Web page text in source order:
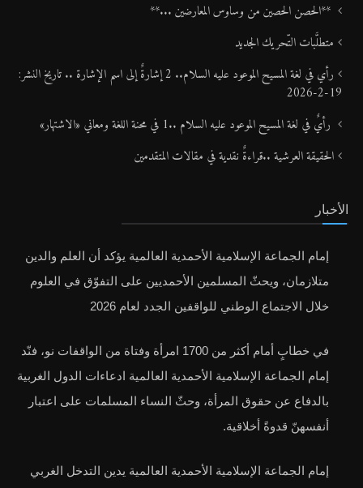
**الحصن الحصين من وساوس المعارضين ...**
متطلَّبات التّحريك الجديد
رأي في لغة المسيح الموعود عليه السلام.. 2 إشارةٌ إلى اسم الإشارة .. تاريخ النشر:
19-2-2026
رأيٌ في لغة المسيح الموعود عليه السلام ..1 في محنة اللغة ومعاني «الاشتهار»
الحقيقة العرشية ..قراءةٌ نقدية في مقالات المتقدمين
الأخبار
إمام الجماعة الإسلامية الأحمدية العالمية يؤكد أن العلم والدين
متلازمان، ويحثّ المسلمين الأحمديين على التفوّق في العلوم
خلال الاجتماع الوطني للواقفين الجدد لعام 2026
في خطابٍ أمام أكثر من 1700 امرأة وفتاة من الواقفات نو، فنّد
إمام الجماعة الإسلامية الأحمدية العالمية ادعاءات الدول الغربية
بالدفاع عن حقوق المرأة، وحثّ النساء المسلمات على اعتبار
أنفسهنّ قدوةً أخلاقية.
إمام الجماعة الإسلامية الأحمدية العالمية يدين التدخل الغربي